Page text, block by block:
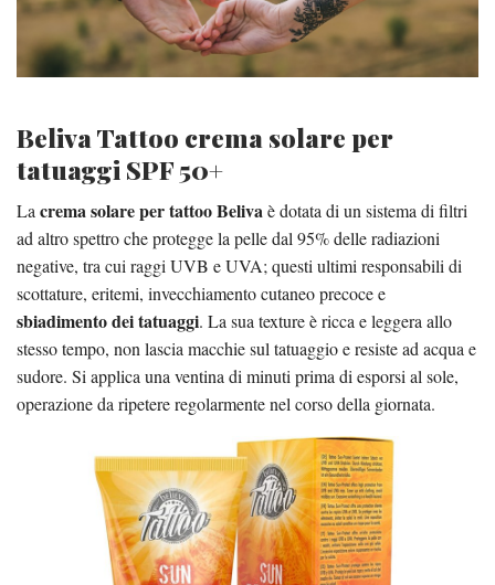
Beliva Tattoo crema solare per
tatuaggi SPF 50+
La crema solare per tattoo Belivaè dotata di un sistema di filtri
ad altro spettro che protegge la pelle dal 95% delle radiazioni
negative, tra cui raggi UVB e UVA; questi ultimi responsabili di
scottature, eritemi, invecchiamento cutaneo precoce e
sbiadimento dei tatuaggi. La sua texture è ricca e leggera allo
stesso tempo, non lascia macchie sul tatuaggio e resiste ad acqua e
sudore. Si applica una ventina di minuti prima di esporsi al sole,
operazione da ripetere regolarmente nel corso della giornata.